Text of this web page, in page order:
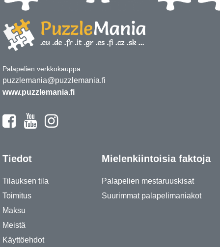
Palapelien verkkokauppa
puzzlemania@puzzlemania.fi
www.puzzlemania.fi
Tiedot
Tilauksen tila
Toimitus
Maksu
Meistä
Käyttöehdot
Mielenkiintoisia faktoja
Palapelien mestaruuskisat
Suurimmat palapelimaniakot